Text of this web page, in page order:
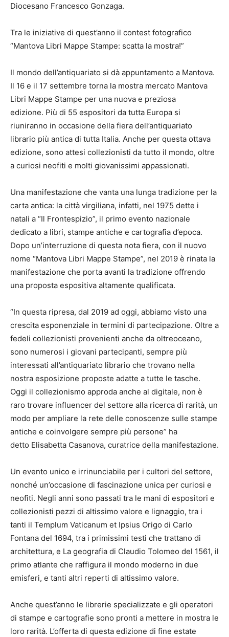
Diocesano Francesco Gonzaga.
Tra le iniziative di quest’anno il contest fotografico
“Mantova Libri Mappe Stampe: scatta la mostra!”
Il mondo dell’antiquariato si dà appuntamento a Mantova.
Il 16 e il 17 settembre torna la mostra mercato Mantova
Libri Mappe Stampe per una nuova e preziosa
edizione. Più di 55 espositori da tutta Europa si
riuniranno in occasione della fiera dell’antiquariato
librario più antica di tutta Italia. Anche per questa ottava
edizione, sono attesi collezionisti da tutto il mondo, oltre
a curiosi neofiti e molti giovanissimi appassionati.
Una manifestazione che vanta una lunga tradizione per la
carta antica: la città virgiliana, infatti, nel 1975 dette i
natali a “Il Frontespizio”, il primo evento nazionale
dedicato a libri, stampe antiche e cartografia d’epoca.
Dopo un’interruzione di questa nota fiera, con il nuovo
nome “Mantova Libri Mappe Stampe”, nel 2019 è rinata la
manifestazione che porta avanti la tradizione offrendo
una proposta espositiva altamente qualificata.
“In questa ripresa, dal 2019 ad oggi, abbiamo visto una
crescita esponenziale in termini di partecipazione. Oltre a
fedeli collezionisti provenienti anche da oltreoceano,
sono numerosi i giovani partecipanti, sempre più
interessati all’antiquariato librario che trovano nella
nostra esposizione proposte adatte a tutte le tasche.
Oggi il collezionismo approda anche al digitale, non è
raro trovare influencer del settore alla ricerca di rarità, un
modo per ampliare la rete delle conoscenze sulle stampe
antiche e coinvolgere sempre più persone” ha
detto Elisabetta Casanova, curatrice della manifestazione.
Un evento unico e irrinunciabile per i cultori del settore,
nonché un’occasione di fascinazione unica per curiosi e
neofiti. Negli anni sono passati tra le mani di espositori e
collezionisti pezzi di altissimo valore e lignaggio, tra i
tanti il Templum Vaticanum et Ipsius Origo di Carlo
Fontana del 1694, tra i primissimi testi che trattano di
architettura, e La geografia di Claudio Tolomeo del 1561, il
primo atlante che raffigura il mondo moderno in due
emisferi, e tanti altri reperti di altissimo valore.
Anche quest’anno le librerie specializzate e gli operatori
di stampe e cartografie sono pronti a mettere in mostra le
loro rarità. L’offerta di questa edizione di fine estate